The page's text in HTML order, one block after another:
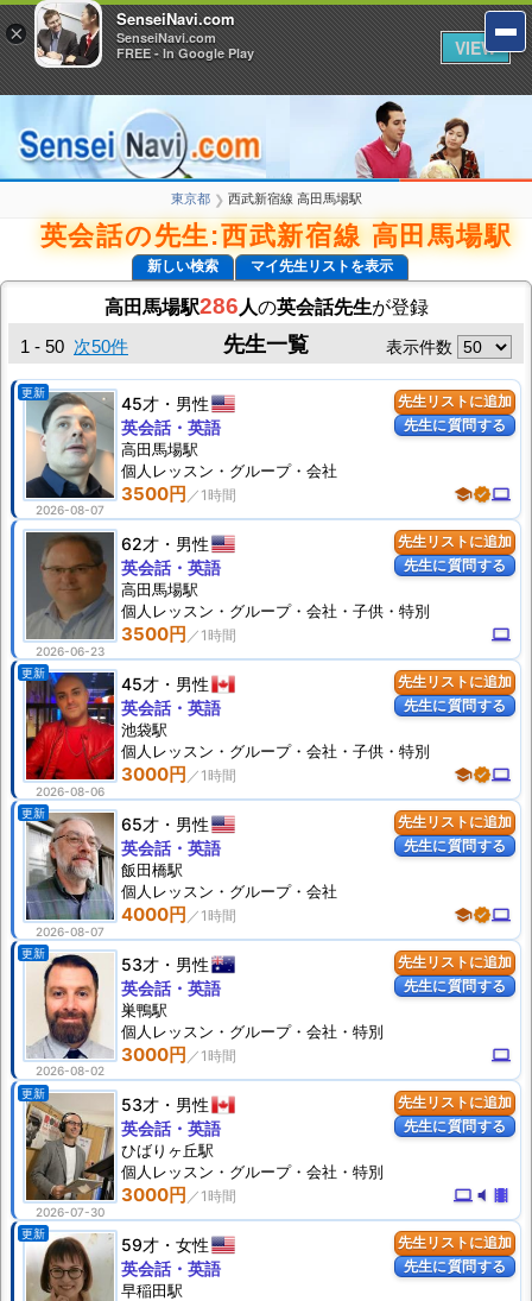
東京都 ❯ 西武新宿線 高田馬場駅
英会話の先生:西武新宿線 高田馬場駅
新しい検索 マイ先生リストを表示
高田馬場駅286 人の英会話先生が登録
先生一覧
1 - 50 次50件 表示件数
先生リストに追加
先生に質問する
更新
2026-08-07
45才 男性
3500円 schoolverifiedcomputer
英会話・英語
高田馬場駅
個人 レッスン ・グループ・会社
先生リストに追加
先生に質問する
2026-06-23
62才 男性
3500円 computer
英会話・英語
高田馬場駅
個人 レッスン ・グループ・会社・子供・特別
先生リストに追加
先生に質問する
更新
2026-08-06
45才 男性
3000円 schoolverifiedcomputer
英会話・英語
池袋駅
個人 レッスン ・グループ・会社・子供・特別
先生リストに追加
先生に質問する
更新
2026-08-07
65才 男性
4000円 schoolverifiedcomputer
英会話・英語
飯田橋駅
個人 レッスン ・グループ・会社
先生リストに追加
先生に質問する
更新
2026-08-02
53才 男性
3000円 computer
英会話・英語
巣鴨駅
個人 レッスン ・グループ・会社・特別
先生リストに追加
先生に質問する
更新
2026-07-30
53才 男性
3000円 computer volume_mute theaters
英会話・英語
ひばりヶ丘駅
個人 レッスン ・グループ・会社・特別
先生リストに追加
先生に質問する
更新
59才 女性
英会話・英語
早稲田駅
×
SenseiNavi.com
SenseiNavi.com
FREE - In Google Play
VIEW
×
SenseiNavi.com
SenseiNavi.com
FREE - In Google Play
VIEW